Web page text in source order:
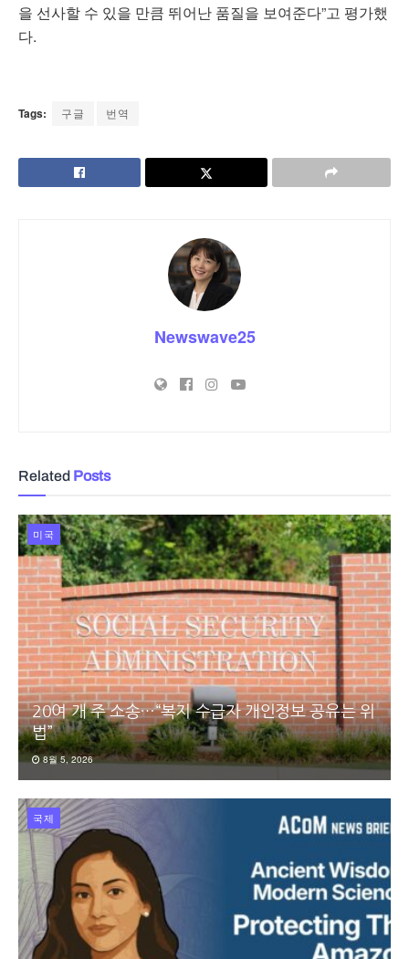
을 선사할 수 있을 만큼 뛰어난 품질을 보여준다”고 평가했
다.
Tags: 구글 번역
Newswave25
Related Posts
미국
20여 개 주 소송…“복지 수급자 개인정보 공유는 위
법”
8월 5, 2026
국제